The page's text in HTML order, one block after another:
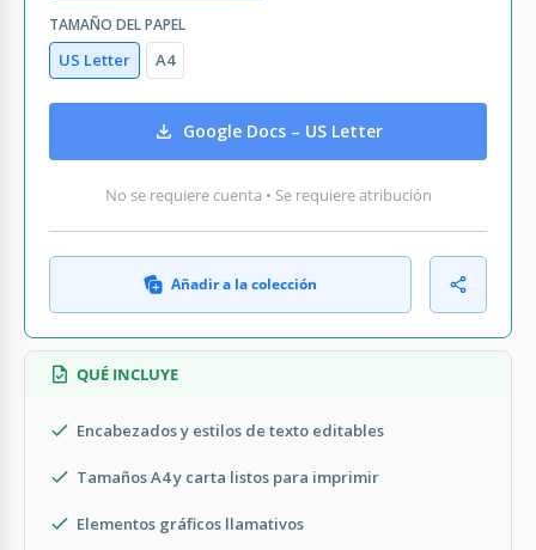
TAMAÑO DEL PAPEL
US Letter A4
Google Docs – US Letter
No se requiere cuenta • Se requiere atribución
Añadir a la colección
QUÉ INCLUYE
Encabezados y estilos de texto editables
Tamaños A4 y carta listos para imprimir
Elementos gráficos llamativos